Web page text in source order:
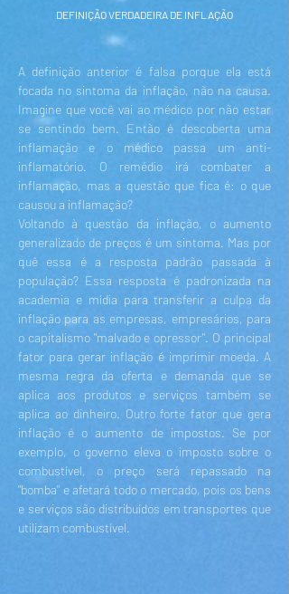
DEFINIÇÃO VERDADEIRA DE INFLAÇÃO
A definição anterior é falsa porque ela está
focada no sintoma da inflação, não na causa.
Imagine que você vai ao médico por não estar
se sentindo bem. Então é descoberta uma
inflamação e o médico passa um anti-
inflamatório. O remédio irá combater a
inflamação, mas a questão que fica é: o que
causou a inflamação?
Voltando à questão da inflação, o aumento
generalizado de preços é um sintoma. Mas por
quê essa é a resposta padrão passada à
população? Essa resposta é padronizada na
academia e mídia para transferir a culpa da
inflação para as empresas, empresários, para
o capitalismo "malvado e opressor". O principal
fator para gerar inflação é imprimir moeda. A
mesma regra da oferta e demanda que se
aplica aos produtos e serviços também se
aplica ao dinheiro. Outro forte fator que gera
inflação é o aumento de impostos. Se por
exemplo, o governo eleva o imposto sobre o
combustível, o preço será repassado na
"bomba" e afetará todo o mercado, pois os bens
e serviços são distribuídos em transportes que
utilizam combustível.